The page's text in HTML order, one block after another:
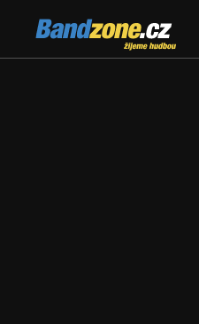
Bandzone.cz
žijeme hudbou